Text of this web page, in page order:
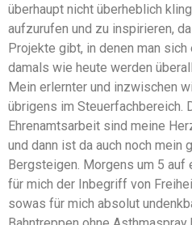
überhaupt nicht überheblich
aufzurufen und zu inspirieren,
Projekte gibt, in denen man sich
damals wie heute werden
Mein erlernter und inzwischen
übrigens im Steuerfachbereich.
Ehrenamtsarbeit sind meine
und dann ist da auch noch mein
Bergsteigen. Morgens um 5
für mich der Inbegriff von
sowas für mich absolut